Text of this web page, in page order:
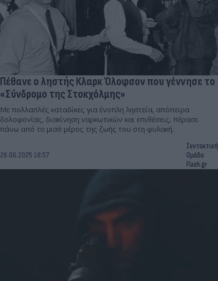
Πέθανε ο ληστής Κλαρκ Όλοφσον που γέννησε το
«Σύνδρομο της Στοκχόλμης»
Με πολλαπλές καταδίκες για ένοπλη ληστεία, απόπειρα
δολοφονίας, διακίνηση ναρκωτικών και επιθέσεις, πέρασε
πάνω από το μισό μέρος της ζωής του στη φυλακή.
26.06.2025 18:57
Συντακτική
Ομάδα
Flash.gr